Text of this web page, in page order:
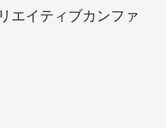
エイティブカンファ